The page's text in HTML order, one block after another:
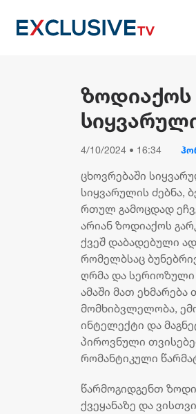
ზოდიაქოს
4/10/2024 • 16:34
ცხოვრებაში
სიყვარულის ძებნა,
რთულ გამოცდად
არიან ზოდიაქოს
ქვეშ დაბადებული
რომელბსაც
ღრმა და
ამაში მათ
მომხიბვლელობა,
ინტელექტი და
პიროვნული
რომანტიკული
წარმოგიდგენთ
ქვეყანაზე და